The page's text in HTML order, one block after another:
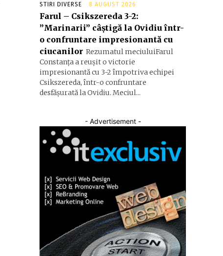
STIRI DIVERSE 8 AUGUST 2026
Farul – Csikszereda 3-2:
”Marinarii” câștigă la Ovidiu într-
o confruntare impresionantă cu
ciucanilor Rezumatul meciuluiFarul
Constanța a reușit o victorie
impresionantă cu 3-2 împotriva echipei
Csikszereda, într-o confruntare
desfășurată la Ovidiu. Meciul...
- Advertisement -